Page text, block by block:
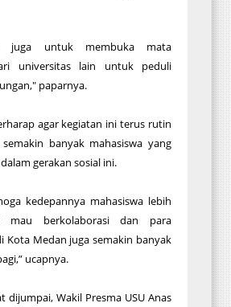
juga untuk membuka mata
universitas lain untuk peduli
paparnya.
agar kegiatan ini terus rutin
banyak mahasiswa yang
gerakan sosial ini.
kedepannya mahasiswa lebih
mau berkolaborasi dan para
Kota Medan juga semakin banyak
ucapnya.
dijumpai, Wakil Presma USU Anas